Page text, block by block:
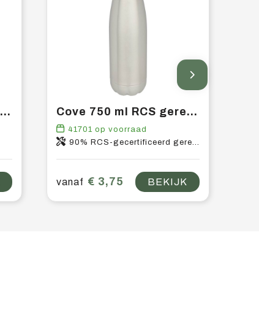
Sky 650 ml Tritan™ drinkfles Cove 750 ml RCS gerecyclede enkelwandige roestvrijstalen waterfles
41701 op voorraad
90% RCS-gecertificeerd gerecycled roestvrij staal, 10% Gerecycled roestvrij staal
vanaf € 3,75 BEKIJK